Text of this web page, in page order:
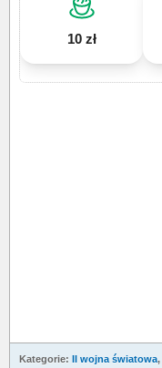
10 zł
Kategorie: II wojna światowa,